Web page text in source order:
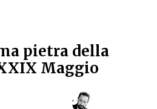
pietra della
Maggio
pietra della